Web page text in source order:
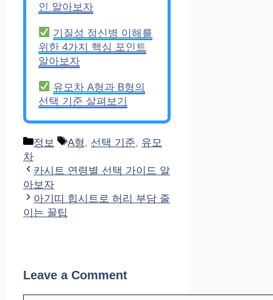
인 알아보자
기질성 정신병 이해를
위한 4가지 핵심 포인트
알아보자
유모차 A형과 B형의
선택 기준 살펴보기
Categories
정보 Tags
A형, 선택 기준, 유모
차
카시트 연령별 선택 가이드 알
아보자
아기띠 힙시트로 허리 부담 줄
이는 꿀팁
Leave a Comment